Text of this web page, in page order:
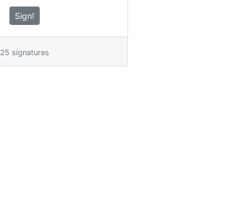
Sign!
25 signatures